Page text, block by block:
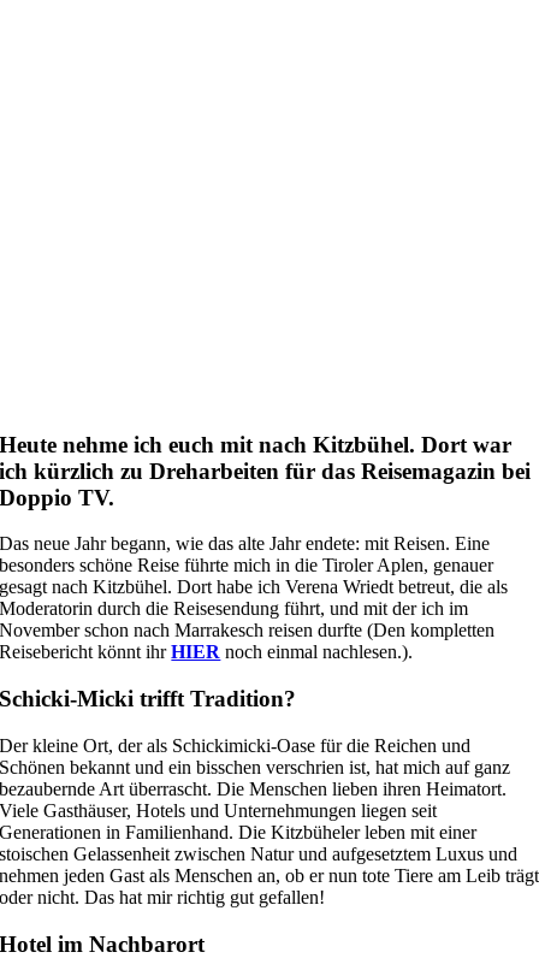
Heute nehme ich euch mit nach Kitzbühel. Dort war
ich kürzlich zu Dreharbeiten für das Reisemagazin bei
Doppio TV.
Das neue Jahr begann, wie das alte Jahr endete: mit Reisen. Eine
besonders schöne Reise führte mich in die Tiroler Aplen, genauer
gesagt nach Kitzbühel. Dort habe ich Verena Wriedt betreut, die als
Moderatorin durch die Reisesendung führt, und mit der ich im
November schon nach Marrakesch reisen durfte (Den kompletten
Reisebericht könnt ihrHIER noch einmal nachlesen.).
Schicki-Micki trifft Tradition?
Der kleine Ort, der als Schickimicki-Oase für die Reichen und
Schönen bekannt und ein bisschen verschrien ist, hat mich auf ganz
bezaubernde Art überrascht. Die Menschen lieben ihren Heimatort.
Viele Gasthäuser, Hotels und Unternehmungen liegen seit
Generationen in Familienhand. Die Kitzbüheler leben mit einer
stoischen Gelassenheit zwischen Natur und aufgesetztem Luxus und
nehmen jeden Gast als Menschen an, ob er nun tote Tiere am Leib trägt
oder nicht. Das hat mir richtig gut gefallen!
Hotel im Nachbarort